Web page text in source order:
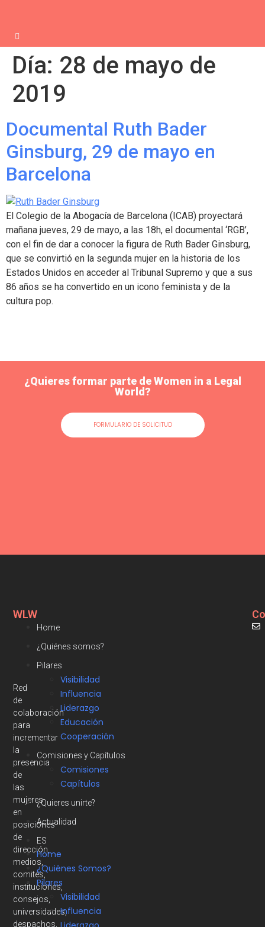
Día: 28 de mayo de
2019
Documental Ruth Bader
Ginsburg, 29 de mayo en
Barcelona
El Colegio de la Abogacía de Barcelona (ICAB) proyectará
mañana jueves, 29 de mayo, a las 18h, el documental ‘RGB’,
con el fin de dar a conocer la figura de Ruth Bader Ginsburg,
que se convirtió en la segunda mujer en la historia de los
Estados Unidos en acceder al Tribunal Supremo y que a sus
86 años se ha convertido en un icono feminista y de la
cultura pop.
¿Quieres formar parte de Women in a Legal
World?
FORMULARIO DE SOLICITUD
Red
de
colaboración
para
incrementar
la
presencia
de
las
mujeres
en
posiciones
de
dirección,
medios,
comités,
instituciones,
consejos,
universidades,
despachos,
WLW
Home
¿Quiénes somos?
Pilares
Visibilidad
Influencia
Liderazgo
Educación
Cooperación
Comisiones y Capítulos
Comisiones
Capítulos
¿Quieres unirte?
Actualidad
ES
Home
¿Quiénes Somos?
Pilares
Visibilidad
Influencia